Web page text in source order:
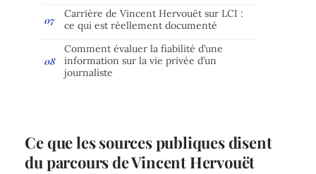
Carrière de Vincent Hervouët sur LCI :
ce qui est réellement documenté
Comment évaluer la fiabilité d’une
information sur la vie privée d’un
journaliste
Ce que les sources publiques disent
du parcours de Vincent Hervouët